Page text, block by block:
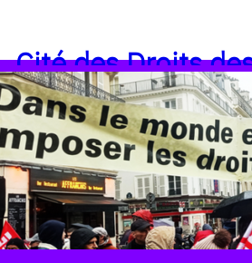
Cité des Droits